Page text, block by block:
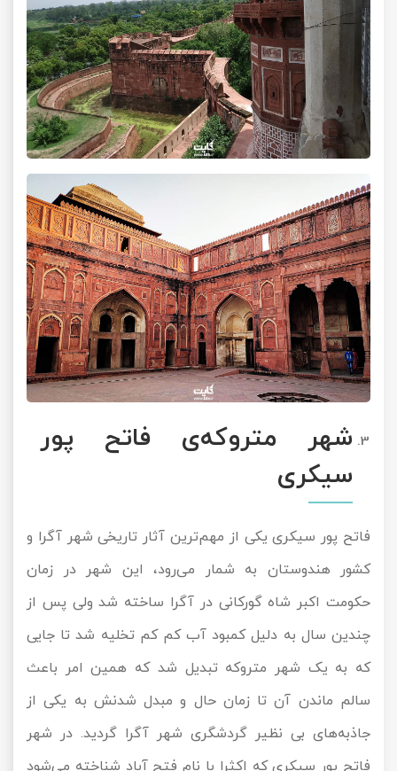
شهر متروکه‌ی فاتح پور
سیکری
فاتح پور سیکری یکی از مهم‌ترین آثار تاریخی شهر آگرا و
کشور هندوستان به شمار می‌رود، این شهر در زمان
حکومت اکبر شاه گورکانی در آگرا ساخته شد ولی پس از
چندین سال به دلیل کمبود آب کم کم تخلیه شد تا جایی
که به یک شهر متروکه تبدیل شد که همین امر باعث
سالم ماندن آن تا زمان حال و مبدل شدنش به یکی از
جاذبه‌های بی نظیر گردشگری شهر آگرا گردید. در شهر
فاتح پور سیکری که اکثرا با نام فتح آباد شناخته می‌شود